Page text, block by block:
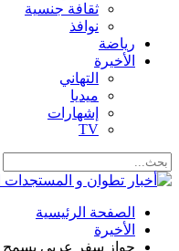
ثقافة جنسية
نوافذ
رياضة
الأخيرة
التهاني
ميديا
إشهارات
TV
الصفحة الرئيسية
الأخيرة
جواز سفر عربي يسمح